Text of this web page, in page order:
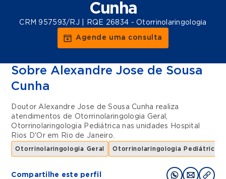
Cunha
CRM 957593/RJ | RQE 26834 - Otorrinolaringologia
Agende uma consulta
Sobre Alexandre Jose de Sousa
Cunha
Doutor Alexandre Jose de Sousa Cunha realiza
atendimentos de Otorrinolaringologia Geral,
Otorrinolaringologia Pediátrica nas unidades
Hospital
Rios D'Or em Rio de Janeiro.
Otorrinolaringologia Geral Otorrinolaringologia Pediátrica
Compartilhe este perfil